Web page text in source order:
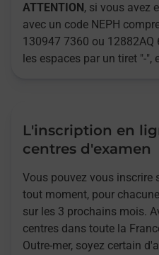
ATTENTION , si vous avez
avec un code NEPH
130947 7360 ou 12882AQ
les espaces par un tiret "-",
L'inscription en
centres d'examen
Vous pouvez vous inscrire
tout moment, pour
sur les 3 prochains mois.
centres dans toute la
Outre-mer, soyez certain